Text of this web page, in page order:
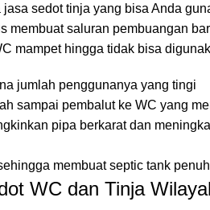
sedot tinja yang bisa Anda
membuat saluran pembuangan
mampet hingga tidak bisa
jumlah penggunanya yang tingi
sampai pembalut ke WC yang
pipa berkarat dan
membuat septic tank
WC dan Tinja